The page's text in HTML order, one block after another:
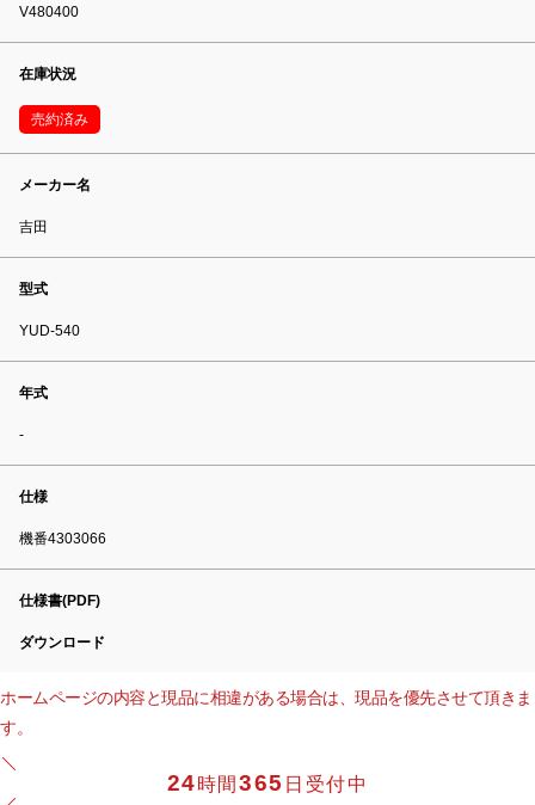
V480400
在庫状況
売約済み
メーカー名
吉田
型式
YUD-540
年式
-
仕様
機番4303066
仕様書(PDF)
ダウンロード
ホームページの内容と現品に相違がある場合は、現品を優先させて頂きま
す。
24時間365 日受付中